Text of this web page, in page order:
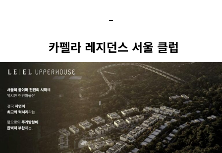
카펠라 레지던스 서울 클럽